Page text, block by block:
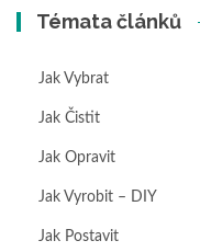
Témata článků
Jak Vybrat
Jak Čistit
Jak Opravit
Jak Vyrobit – DIY
Jak Postavit